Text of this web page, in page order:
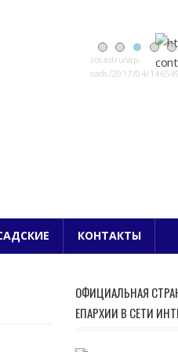
КОНТАКТЫ
ОФИЦИАЛЬНАЯ
ЕПАРХИИ В СЕТИ